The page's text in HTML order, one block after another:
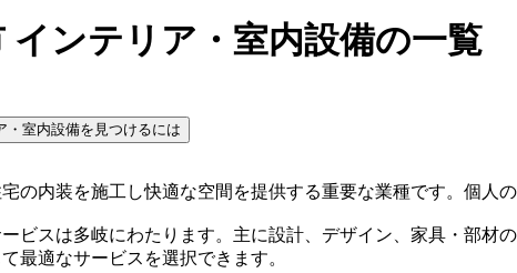
インテリア・室内設備の一覧
・室内設備を見つけるには
の内装を施工し快適な空間を提供する重要な業種です。個人
ビスは多岐にわたります。主に設計、デザイン、家具・部
最適なサービスを選択できます。